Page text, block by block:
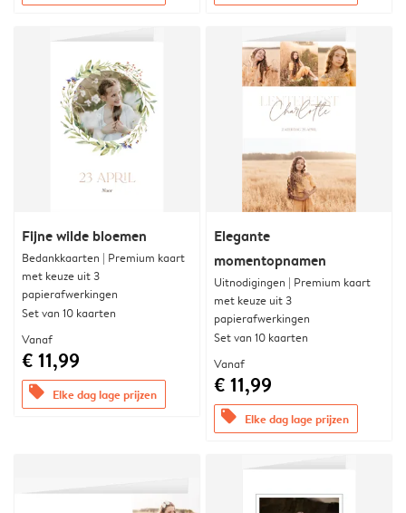
Fijne wilde bloemen
Bedankkaarten | Premium kaart
met keuze uit 3
papierafwerkingen
Set van 10 kaarten
Vanaf
€ 11,99
offers Elke dag lage prijzen
Elegante
momentopnamen
Uitnodigingen | Premium kaart
met keuze uit 3
papierafwerkingen
Set van 10 kaarten
Vanaf
€ 11,99
offers Elke dag lage prijzen